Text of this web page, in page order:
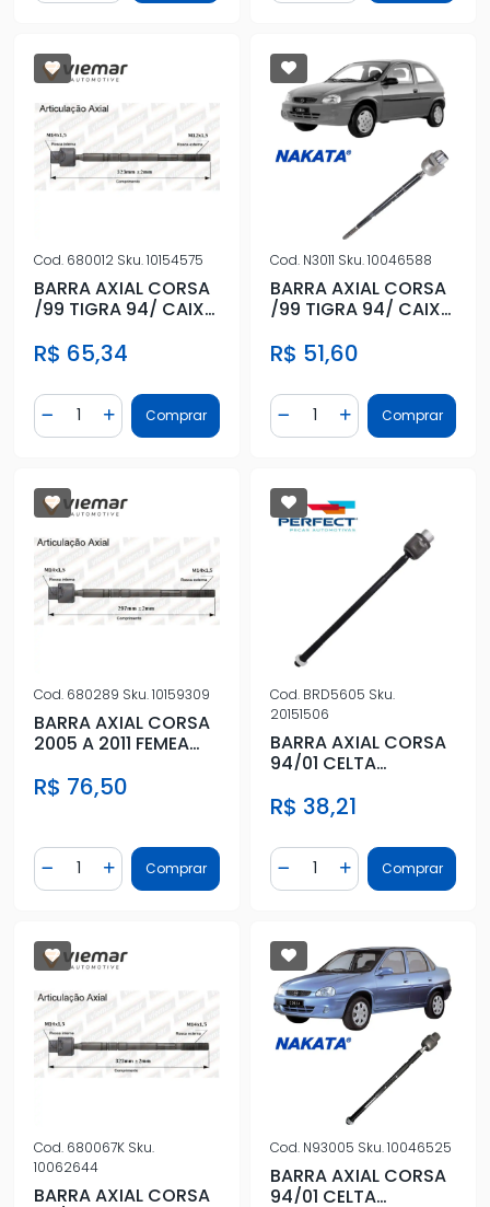
Cod. 680012 Sku.10154575
BARRA AXIAL CORSA
/99 TIGRA 94/ CAIXA
R$ 65,34
Diminuir Quantidade
Quantidade
Adicionar Quantidade
Comprar
Cod. N3011 Sku.10046588
BARRA AXIAL CORSA
/99 TIGRA 94/ CAIXA
R$ 51,60
Diminuir Quantidade
Quantidade
AdicionarComprar
Cod. 680289 Sku.10159309
BARRA AXIAL CORSA
2005 A 2011 FEMEA
R$ 76,50
Diminuir Quantidade
Quantidade
Adicionar Quantidade
Comprar
Cod. BRD5605 Sku.
20151506
BARRA AXIAL CORSA
94/01 CELTA
DIR MECANICA
R$ 38,21
Diminuir Quantidade
Quantidade
AdicionarComprar
Cod. 680067K Sku.
10062644
BARRA AXIAL CORSA
Cod. N93005 Sku.10046525
BARRA AXIAL CORSA
94/01 CELTA